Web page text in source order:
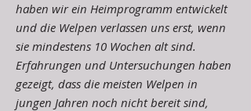
haben wir ein Heimprogramm entwickelt
und die Welpen verlassen uns erst, wenn
sie mindestens 10 Wochen alt sind.
Erfahrungen und Untersuchungen haben
gezeigt, dass die meisten Welpen in
jungen Jahren noch nicht bereit sind,